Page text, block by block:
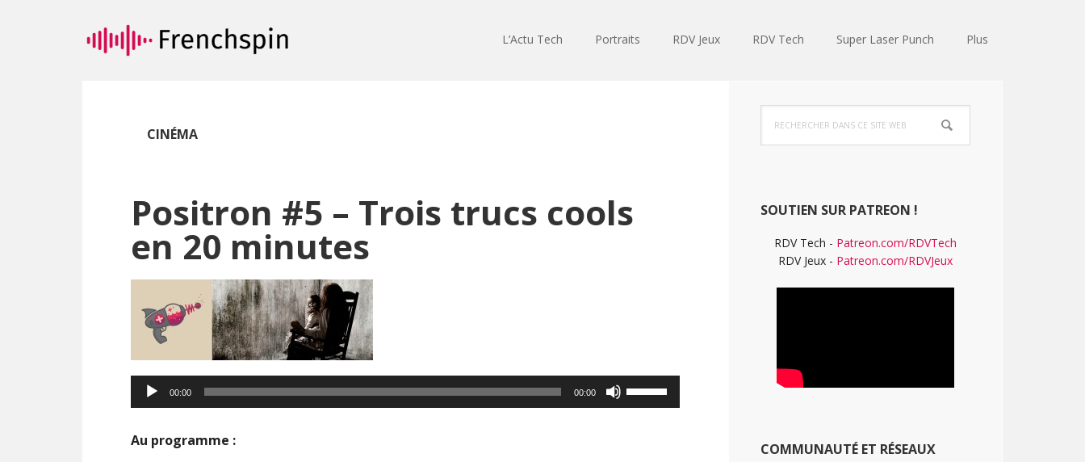
au
contenu
la
L’Actu Tech Portraits RDV Jeux RDV Tech Super Laser Punch Plus
CINÉMA
Positron #5 – Trois trucs cools
en 20 minutes
Lecteur
audio
00:00 00:00
les
Au programme :
Barre
latérale
dans
ce
SOUTIEN SUR PATREON !
RDV Tech - Patreon.com/RDVTech
RDV Jeux - Patreon.com/RDVJeux
COMMUNAUTÉ ET RÉSEAUX